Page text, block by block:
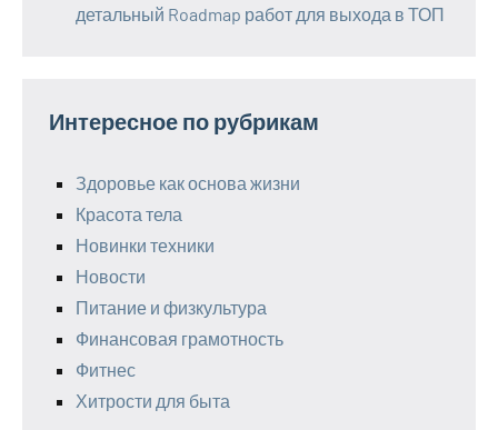
детальный Roadmap работ для выхода в ТОП
Интересное по рубрикам
Здоровье как основа жизни
Красота тела
Новинки техники
Новости
Питание и физкультура
Финансовая грамотность
Фитнес
Хитрости для быта